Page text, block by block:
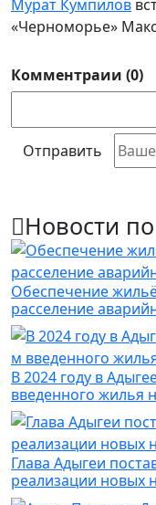
Мурат Кумпилов
«Черноморье»
Комментраии (0)
Отправить
Новости
Обеспечение
расселение
В 2024 году в
введенного жилья
Глава Адыгеи
реализации новых